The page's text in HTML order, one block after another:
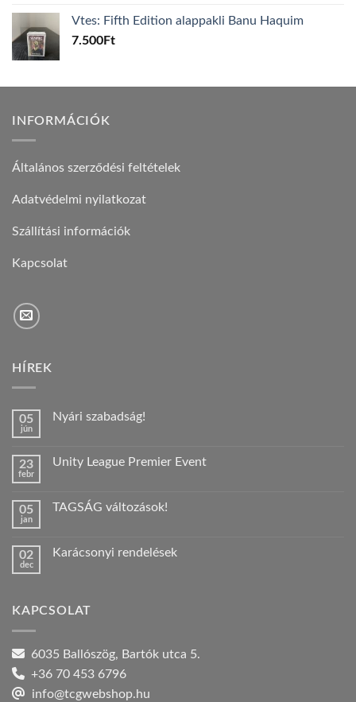
Vtes: Fifth Edition alappakli Banu Haquim
7.500Ft
INFORMÁCIÓK
Általános szerződési feltételek
Adatvédelmi nyilatkozat
Szállítási információk
Kapcsolat
HÍREK
05
jún
Nyári szabadság!
Nyári
23
febr
Unity League Premier Event
Unity
bejegyzéshez
05
jan
TAGSÁG változások!
TAGSÁG
02
dec
Karácsonyi rendelések
rendelések
KAPCSOLAT
6035 Ballószög, Bartók utca 5.
+36 70 453 6796
info@tcgwebshop.hu